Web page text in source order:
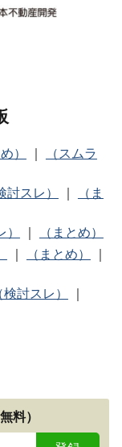
）
（スムラ
スレ）
｜
（ま
｜
（まとめ）
｜ （まとめ）
｜
討スレ）
｜
料）